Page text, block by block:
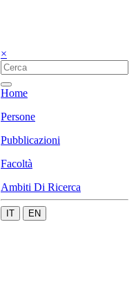
×
Home
Persone
Pubblicazioni
Facoltà
Ambiti Di Ricerca
IT EN